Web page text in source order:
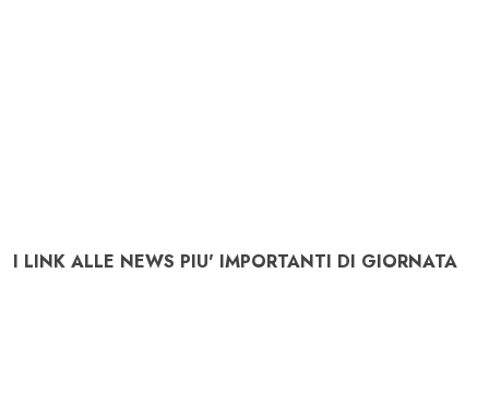
I LINK ALLE NEWS PIU' IMPORTANTI DI GIORNATA